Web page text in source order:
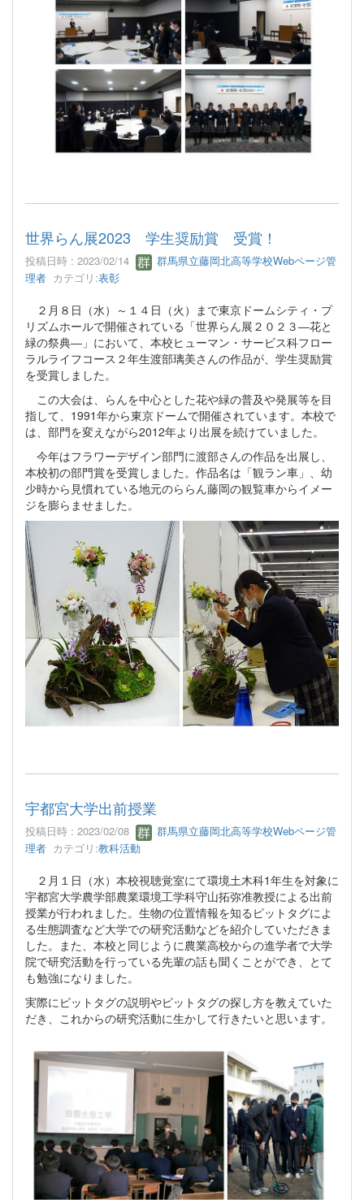
世界らん展2023 学生奨励賞 受賞！
投稿日時 : 2023/02/14
群馬県立藤岡北高等学校Webページ管
理者 カテゴリ:表彰
２月８日（水）～１４日（火）まで東京ドームシティ・プ
リズムホールで開催されている「世界らん展２０２３―花と
緑の祭典―」において、本校ヒューマン・サービス科フロー
ラルライフコース２年生渡部璃美さんの作品が、学生奨励賞
を受賞しました。
この大会は、らんを中心とした花や緑の普及や発展等を目
指して、1991年から東京ドームで開催されています。本校で
は、部門を変えながら2012年より出展を続けていました。
今年はフラワーデザイン部門に渡部さんの作品を出展し、
本校初の部門賞を受賞しました。作品名は「観ラン車」、幼
少時から見慣れている地元のららん藤岡の観覧車からイメー
ジを膨らませました。
宇都宮大学出前授業
投稿日時 : 2023/02/08
群馬県立藤岡北高等学校Webページ管
理者 カテゴリ:教科活動
２月１日（水）本校視聴覚室にて環境土木科1年生を対象に
宇都宮大学農学部農業環境工学科守山拓弥准教授による出前
授業が行われました。生物の位置情報を知るピットタグによ
る生態調査など大学での研究活動などを紹介していただきま
した。また、本校と同じように農業高校からの進学者で大学
院で研究活動を行っている先輩の話も聞くことができ、とて
も勉強になりました。
実際にピットタグの説明やピットタグの探し方を教えていた
だき、これからの研究活動に生かして行きたいと思います。